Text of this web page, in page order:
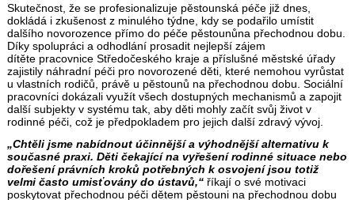
Skutečnost, že se profesionalizuje pěstounská péče již dnes,
dokládá i zkušenost z minulého týdne, kdy se podařilo umístit
dalšího novorozence přímo do péče pěstounůna přechodnou dobu.
Díky spolupráci a odhodlání prosadit nejlepší zájem
dítěte pracovnice Středočeského kraje a příslušné městské úřady
zajistily náhradní péči pro novorozené děti, které nemohou vyrůstat
u vlastních rodičů, právě u pěstounů na přechodnou dobu. Sociální
pracovníci dokázali využít všech dostupných mechanismů a zapojit
další subjekty v systému tak, aby děti mohly začít svůj život v
rodinné péči, což je předpokladem pro jejich další zdravý vývoj.
„Chtěli jsme nabídnout účinnější a výhodnější alternativu k
současné praxi. Děti čekající na vyřešení rodinné situace nebo
dořešení právních kroků potřebných k osvojení jsou totiž
velmi často umisťovány do ústavů,“říkají o své motivaci
poskytovat přechodnou péči dětem pěstouni na přechodnou dobu